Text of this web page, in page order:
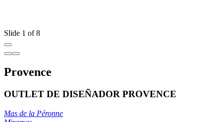
Slide 1 of 8
Provence
OUTLET DE DISEÑADOR PROVENCE
Mas de la Péronne